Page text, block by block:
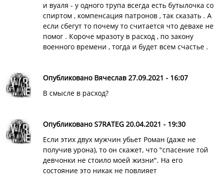
и вуаля - у одного трупа всегда есть бутылочка со
спиртом , компенсация патронов , так сказать . А
если сбегут то почему то считается что девахе не
помог . Короче мразоту в расход , по закону
военного времени , тогда и будет всем счастье .
Опубликовано Вячеслав 27.09.2021 - 16:07
В смысле в расход?
Опубликовано S7RATEG 20.04.2021 - 19:30
Если этих двух мужчин убьет Роман (даже не
получив урона), то он скажет, что "спасение той
девчонки не стоило моей жизни". На его
состояние это никак не повлияет